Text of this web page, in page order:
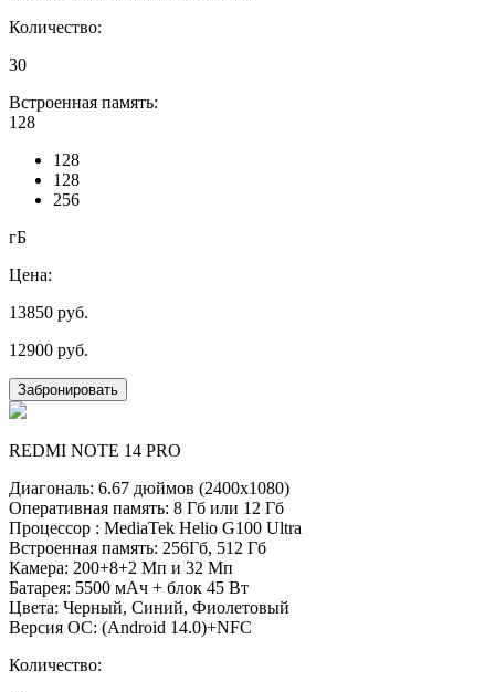
Количество:
30
Встроенная память:
128
128
128
256
гБ
Цена:
13850 руб.
12900 руб.
Забронировать
REDMI NOTE 14 PRO
Диагональ: 6.67 дюймов (2400х1080)
Оперативная память: 8 Гб или 12 Гб
Процессор : MediaTek Helio G100 Ultra
Встроенная память: 256Гб, 512 Гб
Камера: 200+8+2 Мп и 32 Мп
Батарея: 5500 мАч + блок 45 Вт
Цвета: Черный, Синий, Фиолетовый
Версия ОС: (Android 14.0)+NFC
Количество: